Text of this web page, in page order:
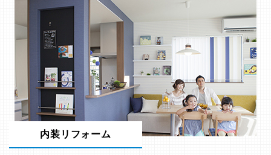
内装リフォーム